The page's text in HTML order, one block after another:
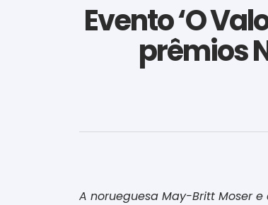
Evento ‘O
prêmios
A norueguesa May-Britt Moser